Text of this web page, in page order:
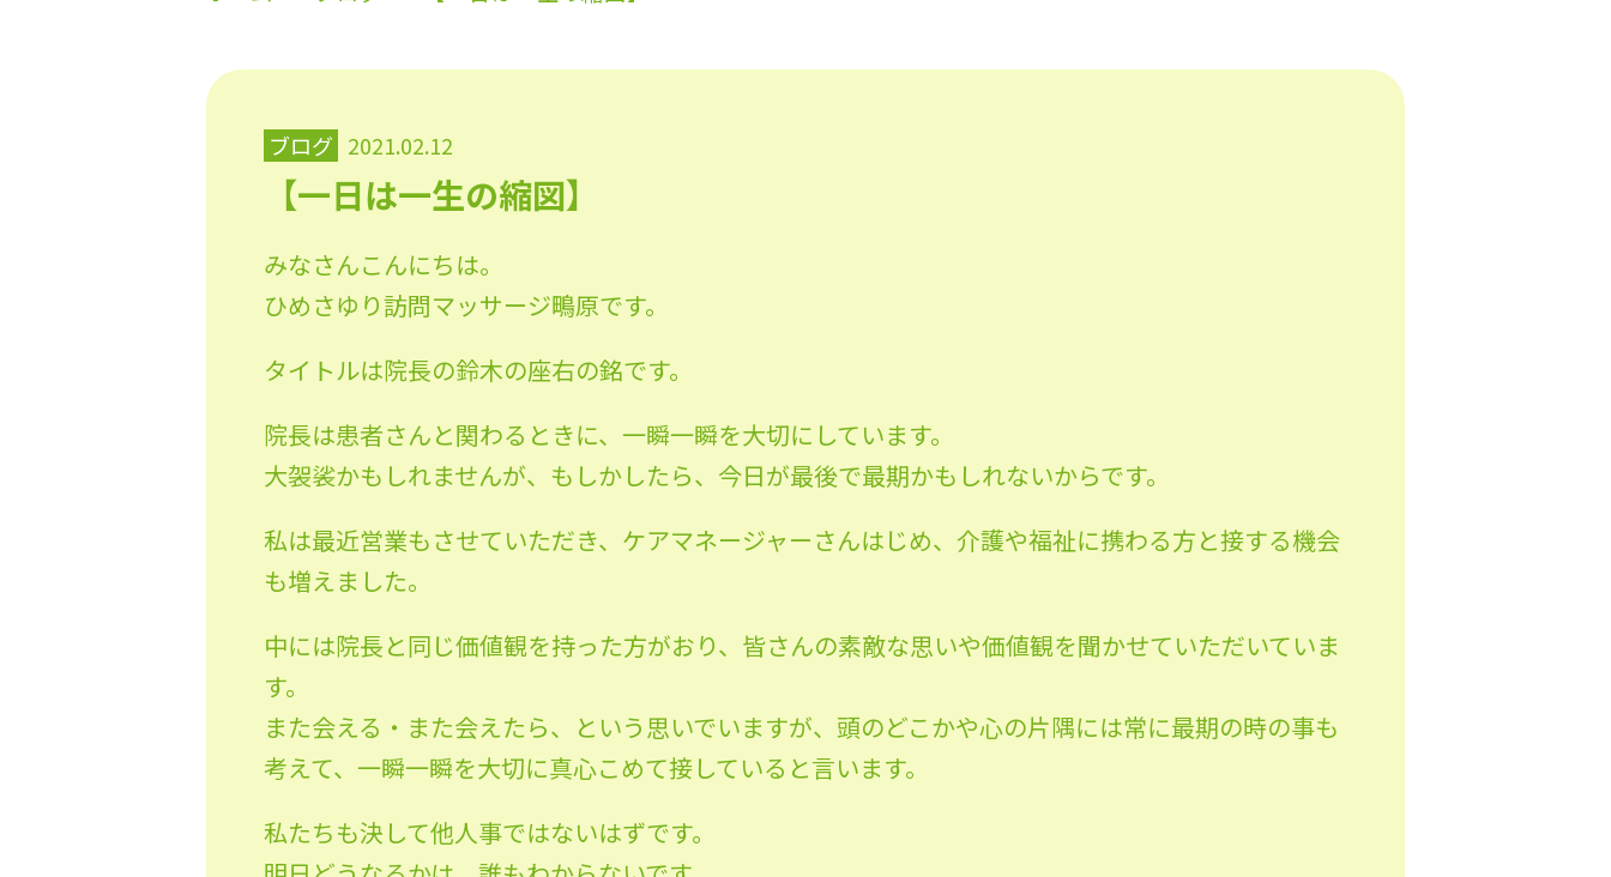
ブログ 2021.02.12
【一日は一生の縮図】
みなさんこんにちは。
ひめさゆり訪問マッサージ鴫原です。
タイトルは院長の鈴木の座右の銘です。
院長は患者さんと関わるときに、一瞬一瞬を大切にしています。
大袈裟かもしれませんが、もしかしたら、今日が最後で最期かもしれないからです。
私は最近営業もさせていただき、ケアマネージャーさんはじめ、介護や福祉に携わる方と接する機会
も増えました。
中には院長と同じ価値観を持った方がおり、皆さんの素敵な思いや価値観を聞かせていただいていま
す。
また会える・また会えたら、という思いでいますが、頭のどこかや心の片隅には常に最期の時の事も
考えて、一瞬一瞬を大切に真心こめて接していると言います。
私たちも決して他人事ではないはずです。